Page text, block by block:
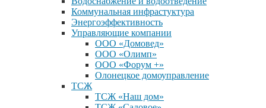
Коммунальная инфрастуктура
Энергоэффективность
Управляющие компании
ООО «Домовед»
ООО «Олимп»
ООО «Форум +»
Олонецкое домоуправление
ТСЖ
ТСЖ «Наш дом»